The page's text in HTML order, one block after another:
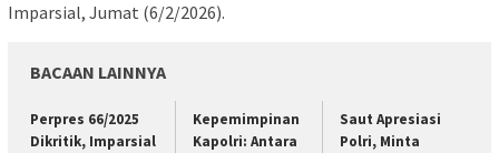
Imparsial, Jumat (6/2/2026).
BACAAN LAINNYA
Perpres 66/2025
Dikritik, Imparsial
Kepemimpinan
Kapolri: Antara
Saut Apresiasi
Polri, Minta